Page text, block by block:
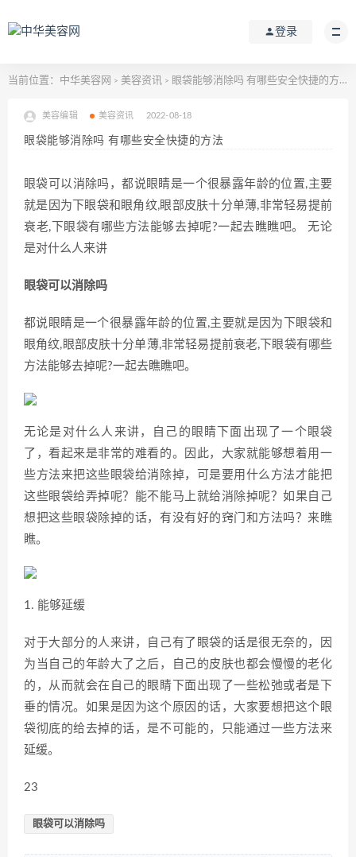
登录
当前位置： 中华美容网 > 美容资讯 > 眼袋能够消除吗 有哪些安全快捷的方法
美容编辑 美容资讯 2022-08-18
眼袋能够消除吗 有哪些安全快捷的方法
眼袋可以消除吗，都说眼睛是一个很暴露年龄的位置,主要
就是因为下眼袋和眼角纹,眼部皮肤十分单薄,非常轻易提前
衰老,下眼袋有哪些方法能够去掉呢?一起去瞧瞧吧。 无论
是对什么人来讲
眼袋可以消除吗
都说眼睛是一个很暴露年龄的位置,主要就是因为下眼袋和
眼角纹,眼部皮肤十分单薄,非常轻易提前衰老,下眼袋有哪些
方法能够去掉呢?一起去瞧瞧吧。
无论是对什么人来讲，自己的眼睛下面出现了一个眼袋
了，看起来是非常的难看的。因此，大家就能够想着用一
些方法来把这些眼袋给消除掉，可是要用什么方法才能把
这些眼袋给弄掉呢？能不能马上就给消除掉呢？如果自己
想把这些眼袋除掉的话，有没有好的窍门和方法吗？来瞧
瞧。
1. 能够延缓
对于大部分的人来讲，自己有了眼袋的话是很无奈的，因
为当自己的年龄大了之后，自己的皮肤也都会慢慢的老化
的，从而就会在自己的眼睛下面出现了一些松弛或者是下
垂的情况。如果是因为这个原因的话，大家要想把这个眼
袋彻底的给去掉的话，是不可能的，只能通过一些方法来
延缓。
23
眼袋可以消除吗